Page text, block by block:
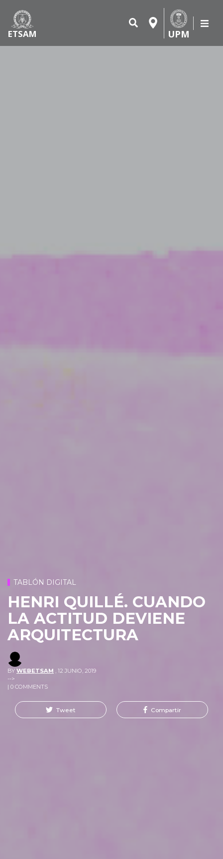
ETSAM UPM
TABLÓN DIGITAL
HENRI QUILLÉ. CUANDO
LA ACTITUD DEVIENE
ARQUITECTURA
BY WEBETSAM , 12 JUNIO, 2019
-->
| 0 COMMENTS
Tweet Compartir